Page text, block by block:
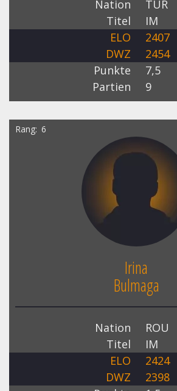
Nation
TUR
Titel
IM
ELO
2407
DWZ
2454
Punkte
7,5
Partien
9
Rang 6
Irina
Bulmaga
Nation
ROU
Titel
IM
ELO
2424
DWZ
2398